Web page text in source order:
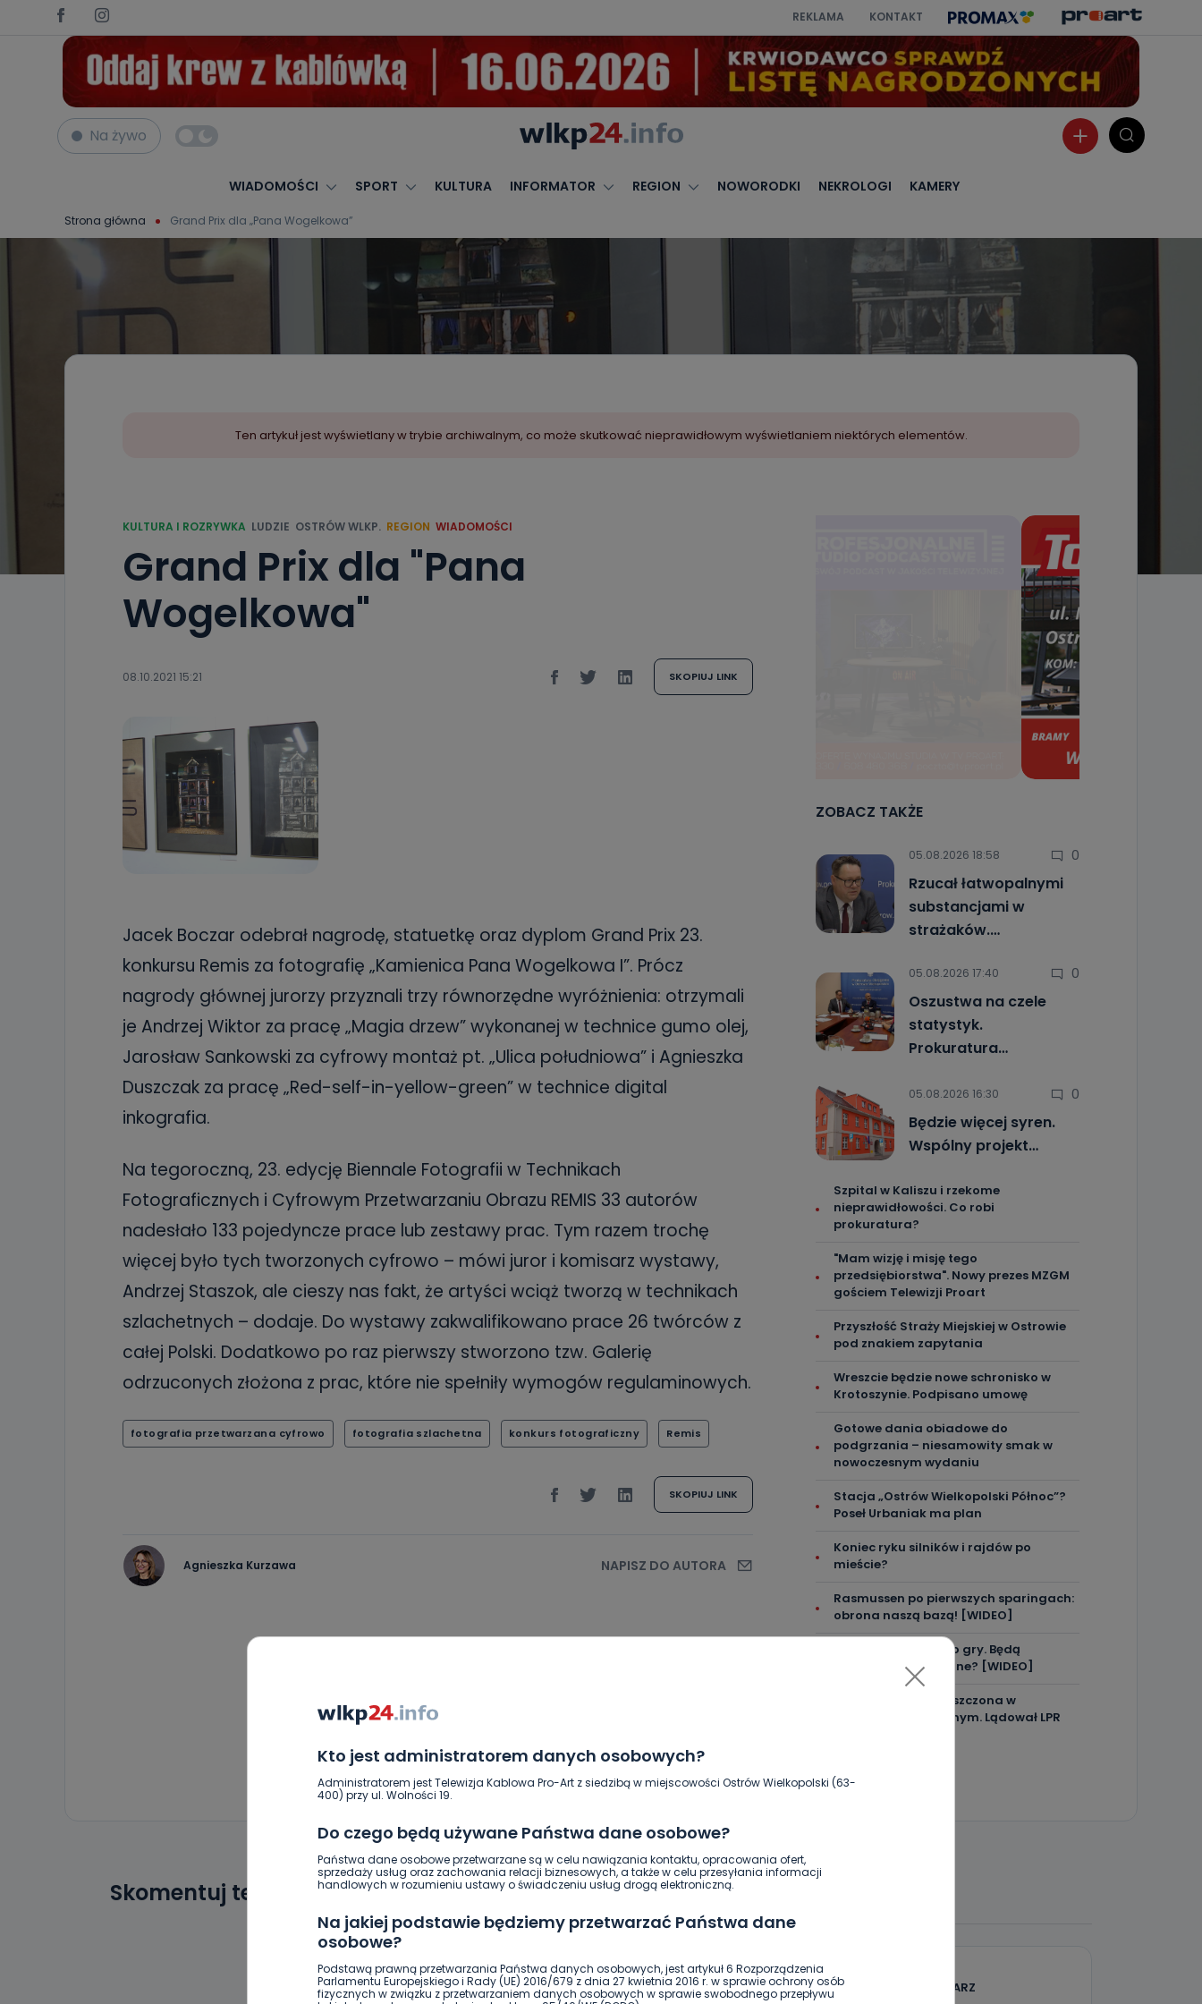
REKLAMA KONTAKT
Na żywo
WIADOMOŚCI SPORT KULTURA INFORMATOR REGION NOWORODKI NEKROLOGI KAMERY
Strona główna Grand Prix dla „Pana Wogelkowa”
Kto jest administratorem danych osobowych?
Administratorem jest Telewizja Kablowa Pro-Art z siedzibą w miejscowości Ostrów Wielkopolski (63-
400) przy ul. Wolności 19.
Do czego będą używane Państwa dane osobowe?
Państwa dane osobowe przetwarzane są w celu nawiązania kontaktu, opracowania ofert,
sprzedaży usług oraz zachowania relacji biznesowych, a także w celu przesyłania informacji
handlowych w rozumieniu ustawy o świadczeniu usług drogą elektroniczną.
Na jakiej podstawie będziemy przetwarzać Państwa dane
osobowe?
Podstawą prawną przetwarzania Państwa danych osobowych, jest artykuł 6 Rozporządzenia
Parlamentu Europejskiego i Rady (UE) 2016/679 z dnia 27 kwietnia 2016 r. w sprawie ochrony osób
fizycznych w związku z przetwarzaniem danych osobowych w sprawie swobodnego przepływu
Ten artykuł jest wyświetlany w trybie archiwalnym, co może skutkować nieprawidłowym wyświetlaniem niektórych elementów.
KULTURA I ROZRYWKA LUDZIE OSTRÓW WLKP. REGION WIADOMOŚCI
Grand Prix dla "Pana
Wogelkowa"
08.10.2021 15:21 SKOPIUJ LINK
Jacek Boczar odebrał nagrodę, statuetkę oraz dyplom Grand Prix 23.
konkursu Remis za fotografię „Kamienica Pana Wogelkowa I”. Prócz
nagrody głównej jurorzy przyznali trzy równorzędne wyróżnienia: otrzymali
je Andrzej Wiktor za pracę „Magia drzew” wykonanej w technice gumo olej,
Jarosław Sankowski za cyfrowy montaż pt. „Ulica południowa” i Agnieszka
Duszczak za pracę „Red-self-in-yellow-green” w technice digital
inkografia.
Na tegoroczną, 23. edycję Biennale Fotografii w Technikach
Fotograficznych i Cyfrowym Przetwarzaniu Obrazu REMIS 33 autorów
nadesłało 133 pojedyncze prace lub zestawy prac. Tym razem trochę
więcej było tych tworzonych cyfrowo – mówi juror i komisarz wystawy,
Andrzej Staszok, ale cieszy nas fakt, że artyści wciąż tworzą w technikach
szlachetnych – dodaje. Do wystawy zakwalifikowano prace 26 twórców z
całej Polski. Dodatkowo po raz pierwszy stworzono tzw. Galerię
odrzuconych złożona z prac, które nie spełniły wymogów regulaminowych.
fotografia przetwarzana cyfrowo fotografia szlachetna konkurs fotograficzny Remis
SKOPIUJ LINK
Agnieszka Kurzawa NAPISZ DO AUTORA
ZOBACZ TAKŻE
05.08.2026 18:58 0
Rzucał łatwopalnymi
substancjami w
strażaków.…
05.08.2026 17:40 0
Oszustwa na czele
statystyk.
Prokuratura…
05.08.2026 16:30 0
Będzie więcej syren.
Wspólny projekt…
Szpital w Kaliszu i rzekome
nieprawidłowości. Co robi
prokuratura?
"Mam wizję i misję tego
przedsiębiorstwa". Nowy prezes MZGM
gościem Telewizji Proart
Przyszłość Straży Miejskiej w Ostrowie
pod znakiem zapytania
Wreszcie będzie nowe schronisko w
Krotoszynie. Podpisano umowę
Gotowe dania obiadowe do
podgrzania – niesamowity smak w
nowoczesnym wydaniu
Stacja „Ostrów Wielkopolski Północ”?
Poseł Urbaniak ma plan
Koniec ryku silników i rajdów po
mieście?
Rasmussen po pierwszych sparingach:
obrona naszą bazą! [WIDEO]
Aquapark wraca do gry. Będą
konsultacje społeczne? [WIDEO]
Ręka dziecka zakleszczona w
urządzeniu kuchennym. Lądował LPR
Skomentuj ten wpis jako pierwszy!
DODAJ SWÓJ KOMENTARZ